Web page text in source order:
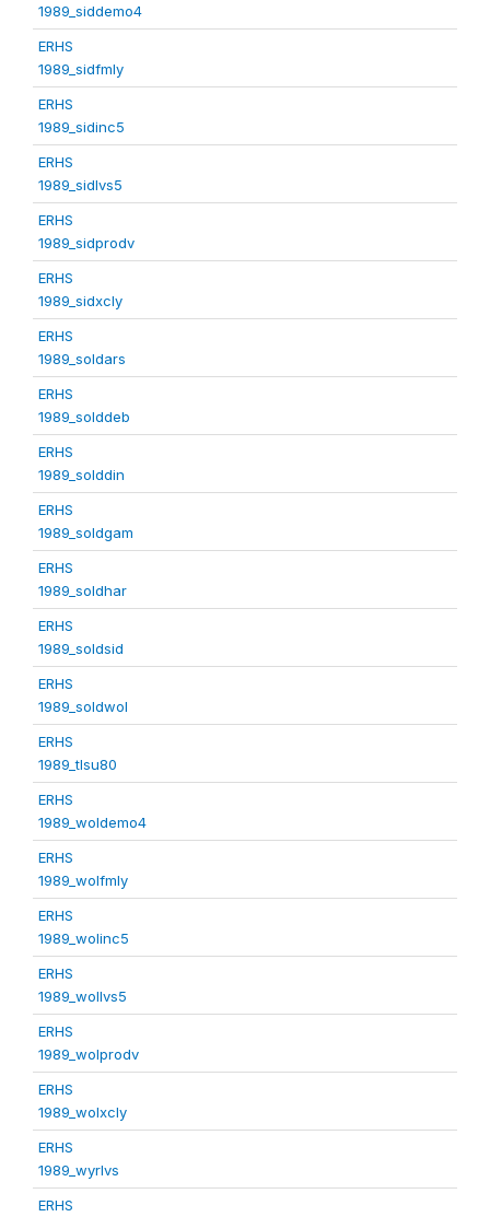
1989_siddemo4
ERHS
1989_sidfmly
ERHS
1989_sidinc5
ERHS
1989_sidlvs5
ERHS
1989_sidprodv
ERHS
1989_sidxcly
ERHS
1989_soldars
ERHS
1989_solddeb
ERHS
1989_solddin
ERHS
1989_soldgam
ERHS
1989_soldhar
ERHS
1989_soldsid
ERHS
1989_soldwol
ERHS
1989_tlsu80
ERHS
1989_woldemo4
ERHS
1989_wolfmly
ERHS
1989_wolinc5
ERHS
1989_wollvs5
ERHS
1989_wolprodv
ERHS
1989_wolxcly
ERHS
1989_wyrlvs
ERHS